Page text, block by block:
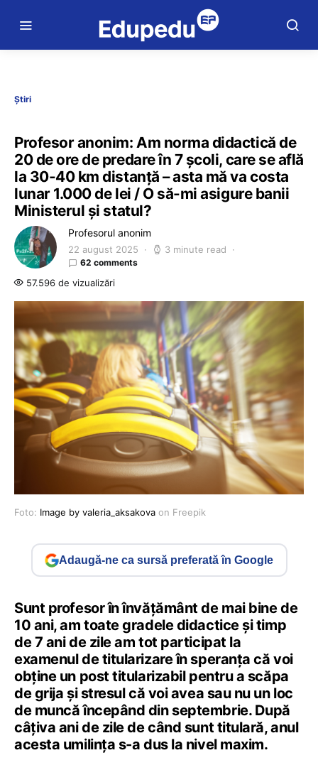
Știri
Profesor anonim: Am norma didactică de
20 de ore de predare în 7 școli, care se află
la 30-40 km distanță – asta mă va costa
lunar 1.000 de lei / O să-mi asigure banii
Ministerul și statul?
Profesorul anonim
22 august 2025 3 minute read
62 comments
57.596 de vizualizări
Foto: Image by valeria_aksakova on Freepik
Adaugă-ne ca sursă preferată în Google
Sunt profesor în învățământ de mai bine de
10 ani, am toate gradele didactice și timp
de 7 ani de zile am tot participat la
examenul de titularizare în speranța că voi
obține un post titularizabil pentru a scăpa
de grija și stresul că voi avea sau nu un loc
de muncă începând din septembrie. După
câțiva ani de zile de când sunt titulară, anul
acesta umilința s-a dus la nivel maxim.